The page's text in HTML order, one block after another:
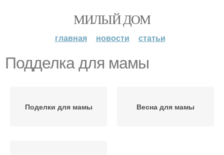
МИЛЫЙ ДОМ
главная новости статьи
Подделка для мамы
Поделки для мамы Весна для мамы